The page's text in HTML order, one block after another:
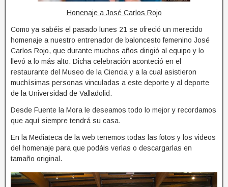
Honenaje a José Carlos Rojo
Como ya sabéis el pasado lunes 21 se ofreció un merecido
homenaje a nuestro entrenador de baloncesto femenino José
Carlos Rojo, que durante muchos años dirigió al equipo y lo
llevó a lo más alto. Dicha celebración aconteció en el
restaurante del Museo de la Ciencia y a la cual asistieron
muchísimas personas vinculadas a este deporte y al deporte
de la Universidad de Valladolid.
Desde Fuente la Mora le deseamos todo lo mejor y recordamos
que aquí siempre tendrá su casa.
En la Mediateca de la web tenemos todas las fotos y los videos
del homenaje para que podáis verlas o descargarlas en
tamaño original.